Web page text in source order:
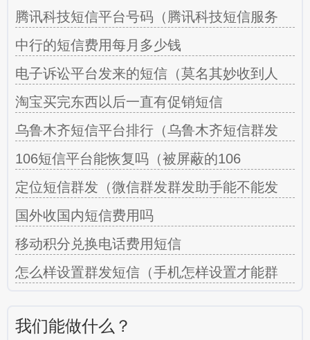
腾讯科技短信平台号码（腾讯科技短信服务
中行的短信费用每月多少钱
电子诉讼平台发来的短信（莫名其妙收到人
淘宝买完东西以后一直有促销短信
乌鲁木齐短信平台排行（乌鲁木齐短信群发
106短信平台能恢复吗（被屏蔽的106
定位短信群发（微信群发群发助手能不能发
国外收国内短信费用吗
移动积分兑换电话费用短信
怎么样设置群发短信（手机怎样设置才能群
我们能做什么？